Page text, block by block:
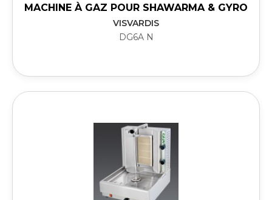
MACHINE À GAZ POUR SHAWARMA & GYRO
VISVARDIS
DG6A N